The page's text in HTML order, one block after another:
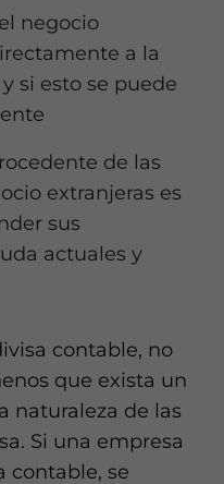
negocio
a la
si esto se puede
de las
extranjeras es
sus
actuales y
contable, no
que exista un
naturaleza de las
Si una empresa
contable, se